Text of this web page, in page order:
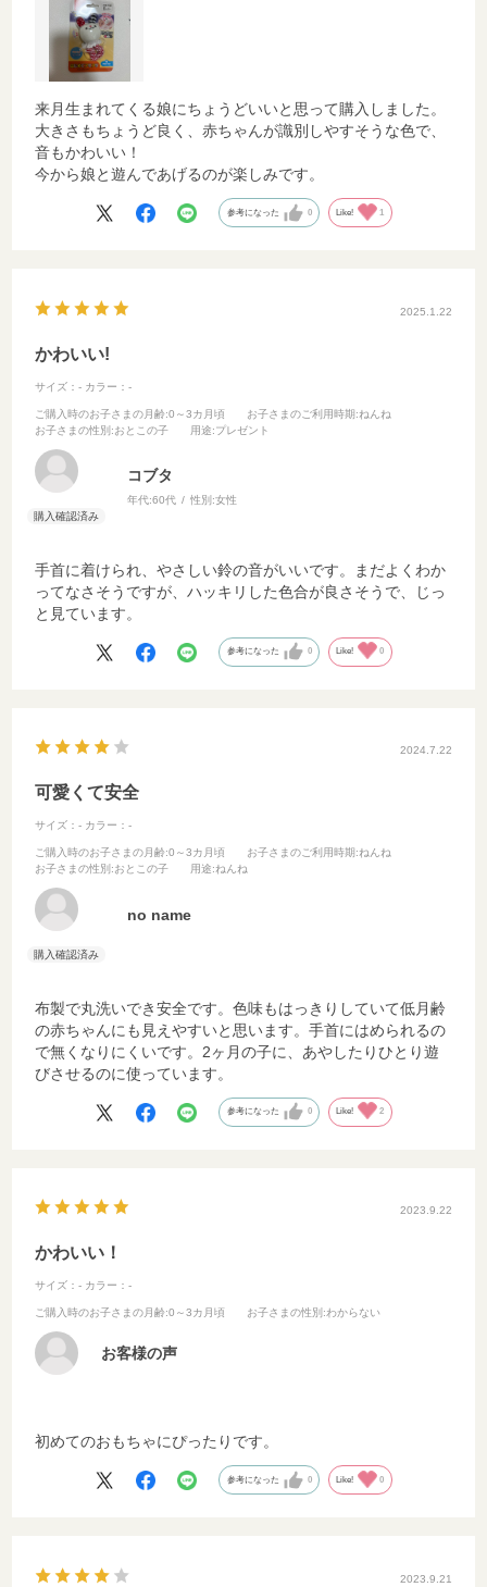
来月生まれてくる娘にちょうどいいと思って購入しました。
大きさもちょうど良く、赤ちゃんが識別しやすそうな色で、
音もかわいい！
今から娘と遊んであげるのが楽しみです。
参考になった 0 Like! 1
2025.1.22
かわいい!
サイズ：- カラー：-
ご購入時のお子さまの月齢:0～3カ月頃 お子さまのご利用時期:ねんね
お子さまの性別 :おとこの子 用途:プレゼント
コブタ
年代:60代 性別:女性
手首に着けられ、やさしい鈴の音がいいです。まだよくわか
ってなさそうですが、ハッキリした色合が良さそうで、じっ
と見ています。
参考になった 0 Like! 0
2024.7.22
可愛くて安全
サイズ：- カラー：-
ご購入時のお子さまの月齢:0～3カ月頃 お子さまのご利用時期:ねんね
お子さまの性別 :おとこの子 用途:ねんね
no name
布製で丸洗いでき安全です。色味もはっきりしていて低月齢
の赤ちゃんにも見えやすいと思います。手首にはめられるの
で無くなりにくいです。2ヶ月の子に、あやしたりひとり遊
びさせるのに使っています。
参考になった 0 Like! 2
2023.9.22
かわいい！
サイズ：- カラー：-
ご購入時のお子さまの月齢:0～3カ月頃 お子さまの性別 :わからない
お客様の声
初めてのおもちゃにぴったりです。
参考になった 0 Like! 0
2023.9.21